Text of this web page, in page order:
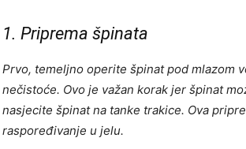
1. Priprema špinata
Prvo, temeljno operite špinat pod mlazom
nečistoće. Ovo je važan korak jer špinat
nasjecite špinat na tanke trakice. Ova
raspoređivanje u jelu.